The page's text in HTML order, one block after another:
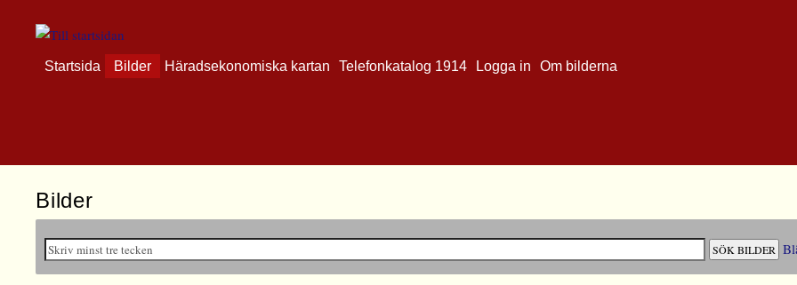
Startsida Bilder Häradsekonomiska kartan Telefonkatalog 1914 Logga in Om bilderna
Bilder